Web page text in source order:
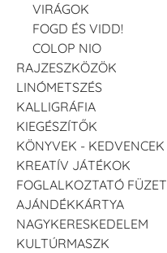
VIRÁGOK
FOGD ÉS VIDD!
COLOP NIO
RAJZESZKÖZÖK
LINÓMETSZÉS
KALLIGRÁFIA
KIEGÉSZÍTŐK
KÖNYVEK - KEDVENCEK
KREATÍV JÁTÉKOK
FOGLALKOZTATÓ FÜZET
AJÁNDÉKKÁRTYA
NAGYKERESKEDELEM
KULTÚRMASZK